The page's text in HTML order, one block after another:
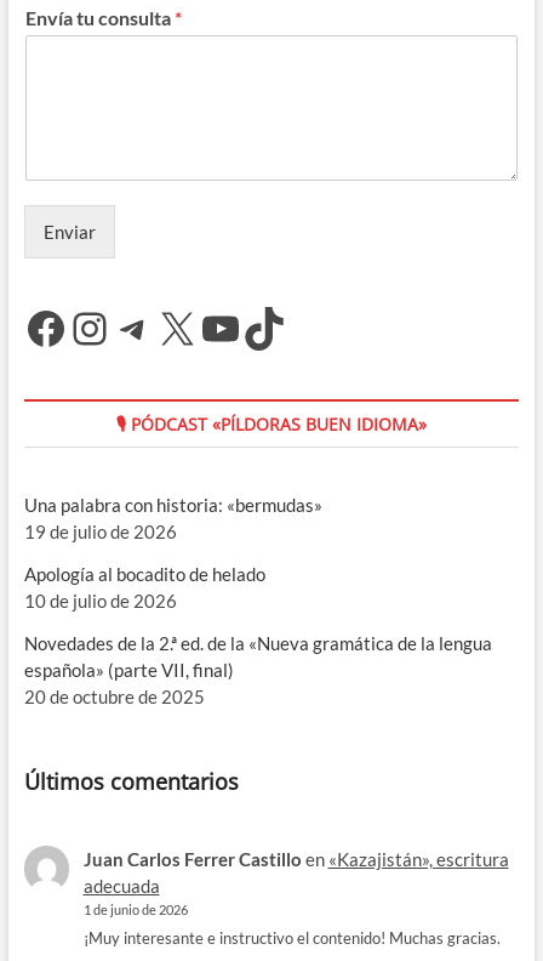
Envía tu consulta *
Enviar
Facebook
Instagram
Telegram
X YouTube
TikTok
🎙 PÓDCAST «PÍLDORAS BUEN IDIOMA»
Una palabra con historia: «bermudas»
19 de julio de 2026
Apología al bocadito de helado
10 de julio de 2026
Novedades de la 2.ª ed. de la «Nueva gramática de la lengua
española» (parte VII, final)
20 de octubre de 2025
Últimos comentarios
Juan Carlos Ferrer Castillo en «Kazajistán», escritura
adecuada
1 de junio de 2026
¡Muy interesante e instructivo el contenido! Muchas gracias.